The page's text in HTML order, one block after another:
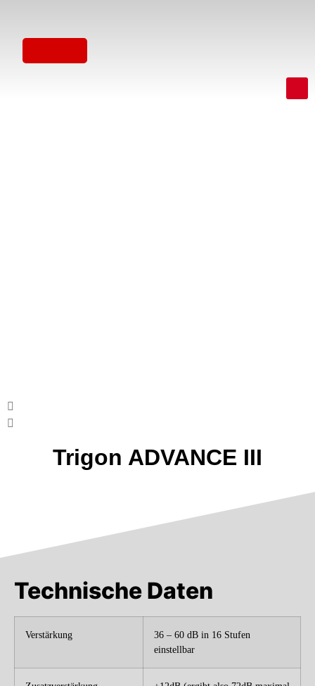
Trigon ADVANCE III
Technische Daten
Verstärkung
36 – 60 dB in 16 Stufen
einstellbar